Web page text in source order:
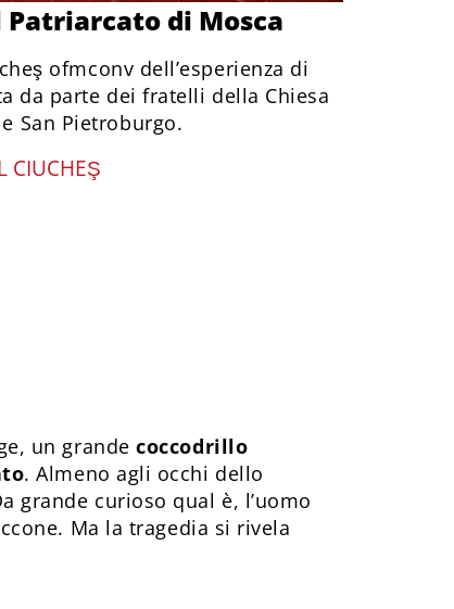
di Mosca
ofmconv dell’esperienza di
da parte dei fratelli della Chiesa
San Pietroburgo.
CIUCHEŞ
un grandecoccodrillo
. Almeno agli occhi dello
grande curioso qual è, l’uomo
Ma la tragedia si rivela